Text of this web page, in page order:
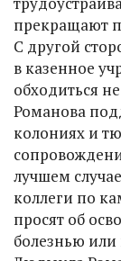
прекращают
С другой
в казенное
обходиться
Романова
колониях и
лучшем
коллеги по
просят об
болезнью